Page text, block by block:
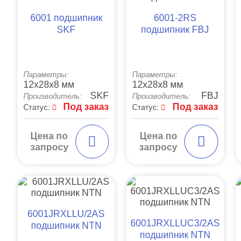
6001 подшипник
SKF
Параметры:
12x28x8 мм
Производитель: SKF
Статус: Под заказ
Цена по
запросу
6001-2RS
подшипник FBJ
Параметры:
12x28x8 мм
Производитель: FBJ
Статус: Под заказ
Цена по
запросу
6001JRXLLU/2AS
подшипник NTN
6001JRXLLUC3/2AS
подшипник NTN